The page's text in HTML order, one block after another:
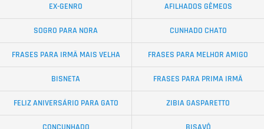
EX-GENRO AFILHADOS GÊMEOS
SOGRO PARA NORA CUNHADO CHATO
FRASES PARA IRMÃ MAIS VELHA FRASES PARA MELHOR AMIGO
BISNETA FRASES PARA PRIMA IRMÃ
FELIZ ANIVERSÁRIO PARA GATO ZIBIA GASPARETTO